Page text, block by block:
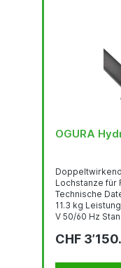
OGURA
Lochstanze für
Technische Daten Maultiefe (B) 60 mm
11.3 kg
V 50/60 Hz
mmLangloch
CrNi-
CHF